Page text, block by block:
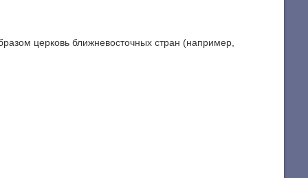
церковь ближневосточных стран (например,